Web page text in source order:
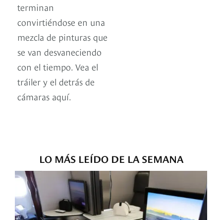
terminan
convirtiéndose en una
mezcla de pinturas que
se van desvaneciendo
con el tiempo. Vea el
tráiler y el detrás de
cámaras aquí.
LO MÁS LEÍDO DE LA SEMANA